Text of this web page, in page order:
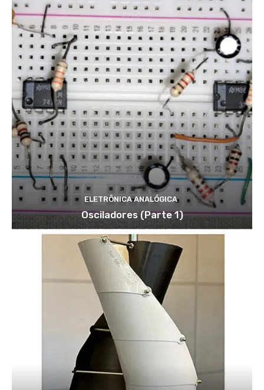
ELETRÔNICA ANALÓGICA
Osciladores (Parte 1)